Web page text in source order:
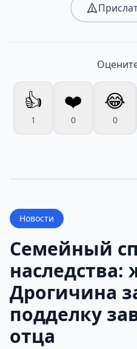
👍
1
❤️
0
😂
0
Новости
Семейный
наследства:
Дрогичина
подделку
отца